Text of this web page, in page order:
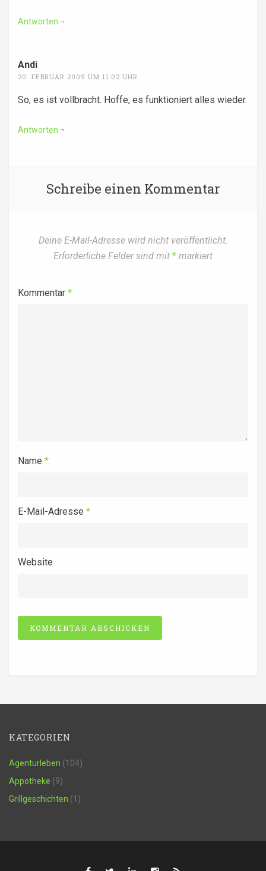
Antworten
Andi
20. FEBRUAR 2009 UM 11:02 UHR
So, es ist vollbracht. Hoffe, es funktioniert alles wieder.
Antworten
Schreibe einen Kommentar
Deine E-Mail-Adresse wird nicht veröffentlicht.
Erforderliche Felder sind mit * markiert
Kommentar *
Name *
E-Mail-Adresse *
Website
KATEGORIEN
Agenturleben (104)
Appotheke (9)
Grillgeschichten (1)